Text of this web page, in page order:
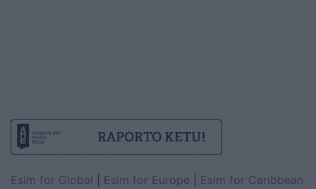
Esim for Global Esim for Europe
Esim for Caribbean